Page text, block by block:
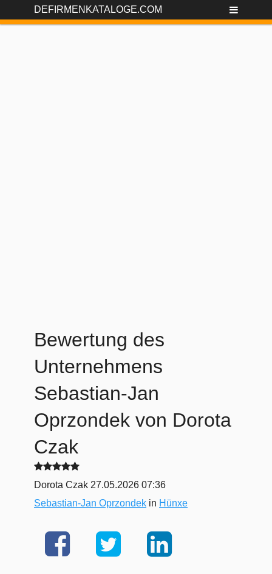
DEFIRMENKATALOGE.COM
Bewertung des
Unternehmens
Sebastian-Jan
Oprzondek von Dorota
Czak
Dorota Czak 27.05.2026 07:36
Sebastian-Jan Oprzondek in Hünxe